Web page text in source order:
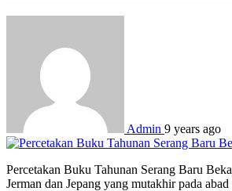
Admin 9 years ago
Percetakan Buku Tahunan Serang Baru
Jerman dan Jepang yang mutakhir pada